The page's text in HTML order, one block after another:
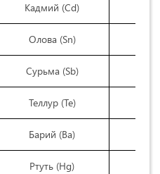
Кадмий (Cd)
Олова (Sn)
Сурьма (Sb)
Теллур (Te)
Барий (Ba)
Ртуть (Hg)